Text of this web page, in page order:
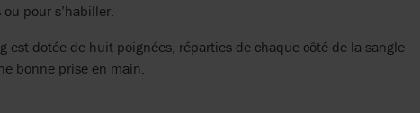
pour s’habiller.
est dotée de huit poignées, réparties de chaque côté de la sangle
bonne prise en main.